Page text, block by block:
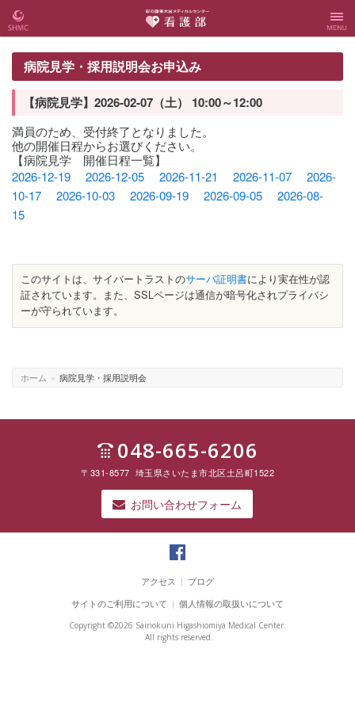
彩の国
東大宮
メディ
カルセ
ンター
彩の国東大宮
ンター 看護
Menu
病院見学・採用説明会お申込み
【病院見学】2026-02-07（土） 10:00～12:00
満員のため、受付終了となりました。
他の開催日程からお選びください。
【病院見学 開催日程一覧】
2026-12-19
2026-12-05 2026-11-21 2026-11-07
2026-
10-17
2026-10-03 2026-09-19 2026-09-05
2026-08-
15
このサイトは、サイバートラストのサーバ証明書により実在性が認
証されています。また、SSLページは通信が暗号化されプライバシ
ーが守られています。
ホーム » 病院見学・採用説明会
048-665-6206
〒331-8577 埼玉県さいたま市北区土呂町1522
お問い合わせフォーム
の
東
宮
メ
アクセス | ブログ
サイトのご利用について | 個人情報の取扱いについて
Copyright ©2026 Sainokuni Higashiomiya Medical Center.
All rights reserved.